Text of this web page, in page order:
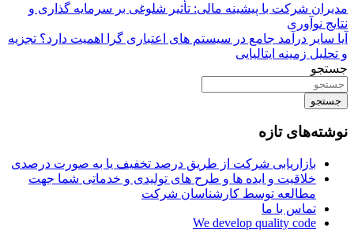
مدیران شرکت با پیشینه مالی: تأثیر شلوغی بر سرمایه گذاری و
نتایج نوآوری
آیا سایر درآمد جامع در سیستم های اعتباری گرا اهمیت دارد؟ تجزیه
و تحلیل زمینه ایتالیایی
جستجو
جستجو
نوشته‌های تازه
بازاریابی شرکت از طریق درصد تخفیف یا به صورت درصدی
خلاقیت و ایده ها و طرح های تولیدی و خدماتی شما جهت
مطالعه توسط کارشناسان شرکت
تماس با ما
We develop quality code